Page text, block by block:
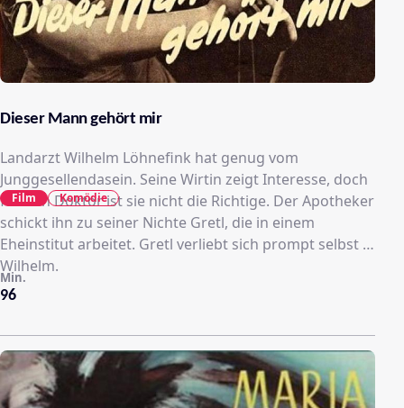
Dieser Mann gehört mir
Landarzt Wilhelm Löhnefink hat genug vom
Junggesellendasein. Seine Wirtin zeigt Interesse, doch
für den Doktor ist sie nicht die Richtige. Der Apotheker
schickt ihn zu seiner Nichte Gretl, die in einem
Eheinstitut arbeitet. Gretl verliebt sich prompt selbst in
Wilhelm.
96
Min.
Film Komödie